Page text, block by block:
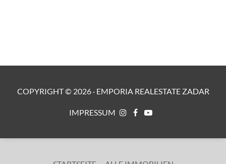
COPYRIGHT © 2026· EMPORIA REALESTATE ZADAR
IMPRESSUM